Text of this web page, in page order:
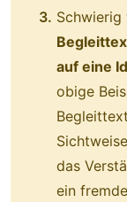
Schwierig
auf eine
obige
das
ein